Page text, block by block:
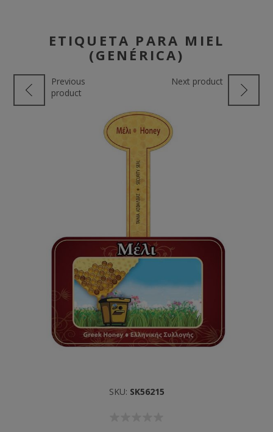
ETIQUETA PARA MIEL
(GENÉRICA)
Previous
product
Next product
SKU: SK56215